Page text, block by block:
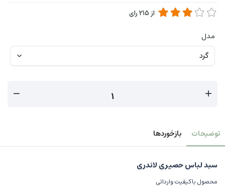
از 215رای
مدل
توضیحات بازخوردها
سبد لباس حصیری لاندری
محصول باکیفیت وارداتی